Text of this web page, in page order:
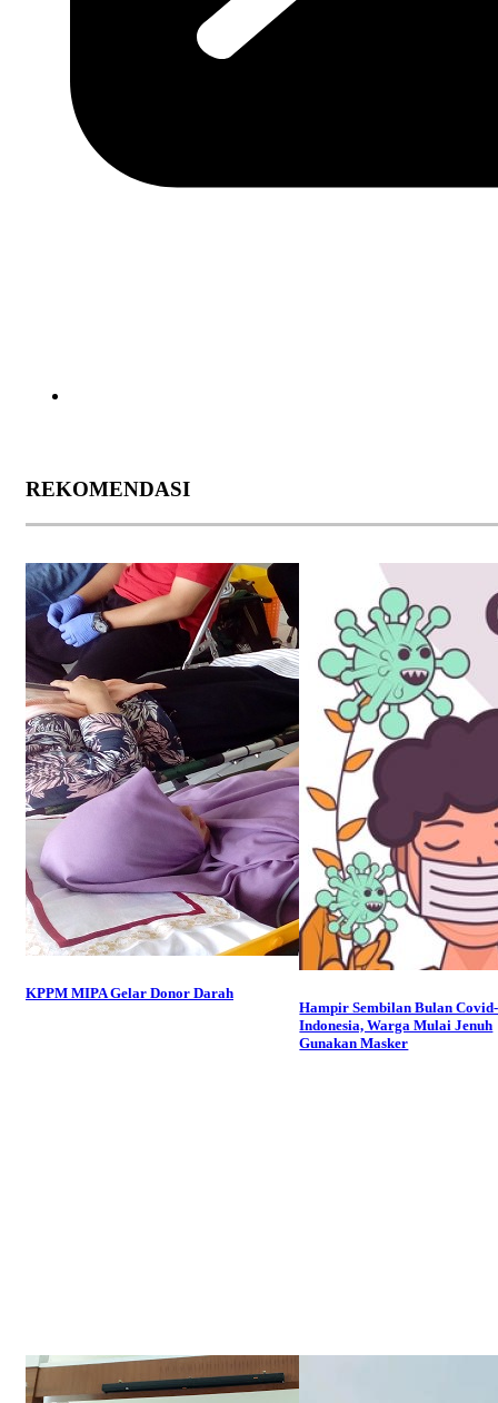
REKOMENDASI
KPPM MIPA Gelar Donor Darah
Hampir Sembilan Bulan
Indonesia, Warga Mulai Jenuh
Gunakan Masker